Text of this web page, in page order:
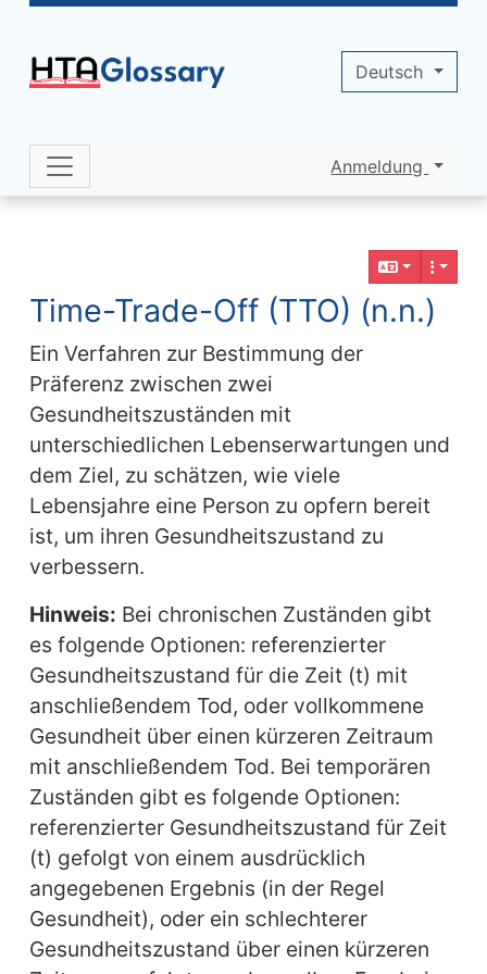
Navigation and related functionality
Time-Trade-Off (TTO) (n.n.)
Ein Verfahren zur Bestimmung der
Präferenz zwischen zwei
Gesundheitszuständen mit
unterschiedlichen Lebenserwartungen und
dem Ziel, zu schätzen, wie viele
Lebensjahre eine Person zu opfern bereit
ist, um ihren Gesundheitszustand zu
verbessern.
Hinweis: Bei chronischen Zuständen gibt
es folgende Optionen: referenzierter
Gesundheitszustand für die Zeit (t) mit
anschließendem Tod, oder vollkommene
Gesundheit über einen kürzeren Zeitraum
mit anschließendem Tod. Bei temporären
Zuständen gibt es folgende Optionen:
referenzierter Gesundheitszustand für Zeit
(t) gefolgt von einem ausdrücklich
angegebenen Ergebnis (in der Regel
Gesundheit), oder ein schlechterer
Gesundheitszustand über einen kürzeren
Site identity, navigation, etc.
Anmeldung
Deutsch